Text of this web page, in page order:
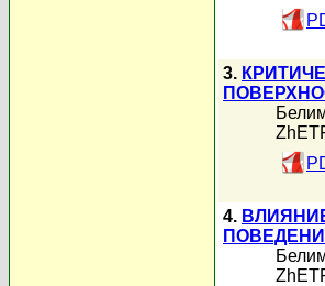
3.
4.